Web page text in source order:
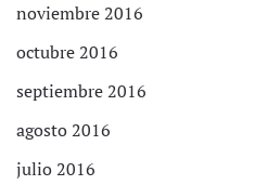
noviembre 2016
octubre 2016
septiembre 2016
agosto 2016
julio 2016